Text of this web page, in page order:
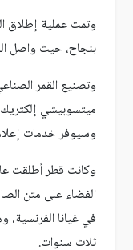
وتمت عملية إطلاق
بنجاح، حيث واصل
وسيوفر خدمات
في غيانا
ثلاث سنوات.